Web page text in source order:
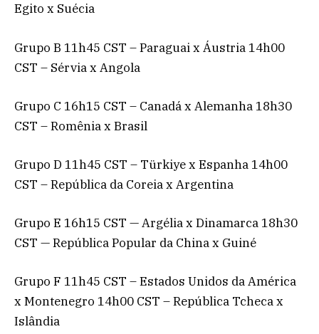
Egito x Suécia
Grupo B 11h45 CST – Paraguai x Áustria 14h00
CST – Sérvia x Angola
Grupo C 16h15 CST – Canadá x Alemanha 18h30
CST – Romênia x Brasil
Grupo D 11h45 CST – Türkiye x Espanha 14h00
CST – República da Coreia x Argentina
Grupo E 16h15 CST — Argélia x Dinamarca 18h30
CST — República Popular da China x Guiné
Grupo F 11h45 CST – Estados Unidos da América
x Montenegro 14h00 CST – República Tcheca x
Islândia